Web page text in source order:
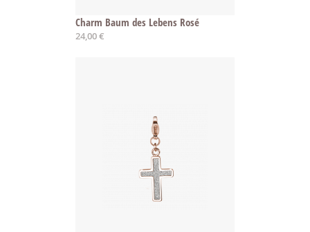
Charm Baum des Lebens Rosé
24,00 €